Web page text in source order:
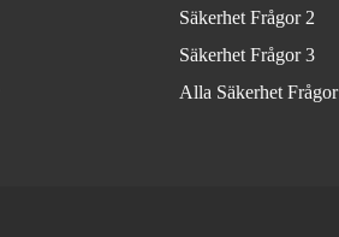
Säkerhet Frågor 2
Säkerhet Frågor 3
Alla Säkerhet Frågor